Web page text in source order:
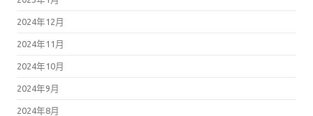
2024年12月
2024年11月
2024年10月
2024年9月
2024年8月